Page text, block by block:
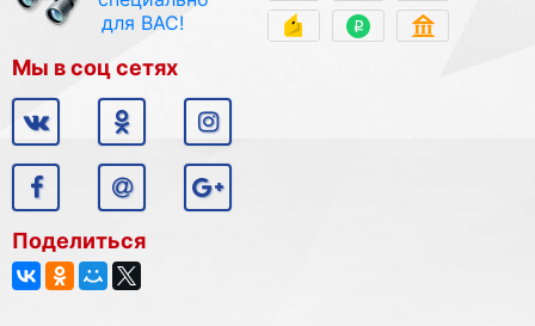
для ВАС!
Мы в соц сетях
Поделиться